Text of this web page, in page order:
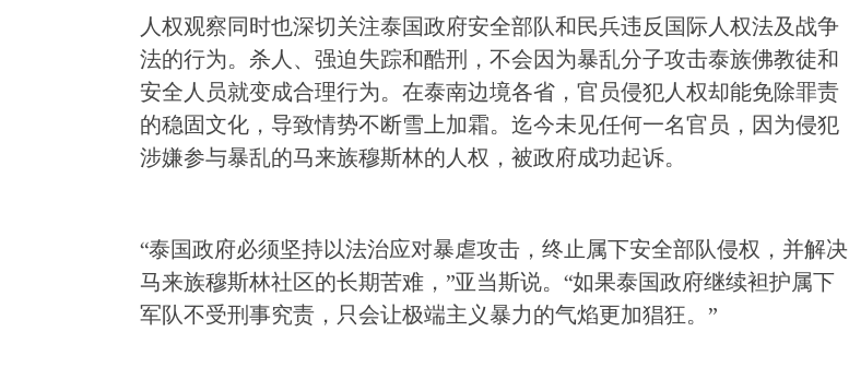
人权观察同时也深切关注泰国政府安全部队和民兵违反国际人权法及战争
法的行为。杀人、强迫失踪和酷刑，不会因为暴乱分子攻击泰族佛教徒和
安全人员就变成合理行为。在泰南边境各省，官员侵犯人权却能免除罪责
的稳固文化，导致情势不断雪上加霜。迄今未见任何一名官员，因为侵犯
涉嫌参与暴乱的马来族穆斯林的人权，被政府成功起诉。
“泰国政府必须坚持以法治应对暴虐攻击，终止属下安全部队侵权，并解决
马来族穆斯林社区的长期苦难，”亚当斯说。“如果泰国政府继续袒护属下
军队不受刑事究责，只会让极端主义暴力的气焰更加猖狂。”